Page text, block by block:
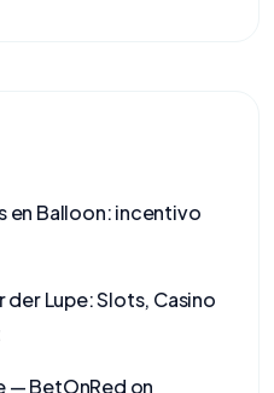
en Balloon: incentivo
Lupe: Slots, Casino
— BetOnRed on